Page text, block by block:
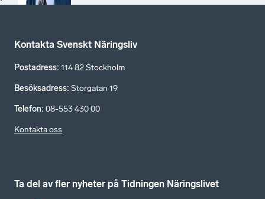
Kontakta Svenskt Näringsliv
Postadress: 114 82 Stockholm
Besöksadress: Storgatan 19
Telefon: 08-553 430 00
Kontakta oss
Ta del av fler nyheter på Tidningen Näringslivet